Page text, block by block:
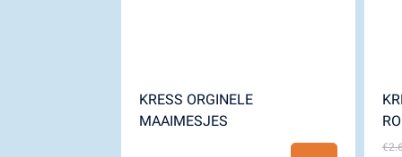
KRESS ORGINELE
MAAIMESJES